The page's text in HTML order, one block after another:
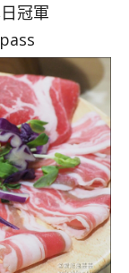
冠軍